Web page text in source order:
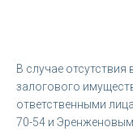
В случае
залогового
ответственными
70-54 и Эренженовым